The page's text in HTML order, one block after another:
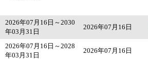
2026年07月16日～2030
年03月31日
2026年07月16日
2026年07月16日～2028
年03月31日
2026年07月16日